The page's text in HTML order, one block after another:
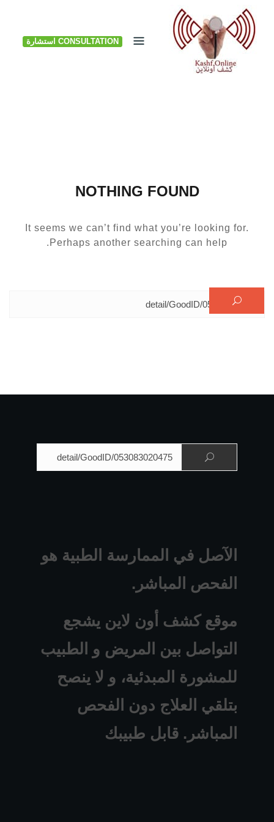
Skip
content
CONSULTATION استشارة
NOTHING FOUND
It seems we can’t find what you’re looking for.
Perhaps another searching can help.
البحث عن:
الآصل في الممارسة الطبية هو
الفحص المباشر.
موقع كشف أون لاين يشجع
التواصل بين المريض و الطبيب
للمشورة المبدئية، و لا ينصح
بتلقي العلاج دون الفحص
المباشر. قابل طبيبك